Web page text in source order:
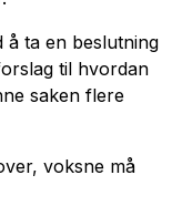
å ta en beslutning
til hvordan
saken flere
voksne må